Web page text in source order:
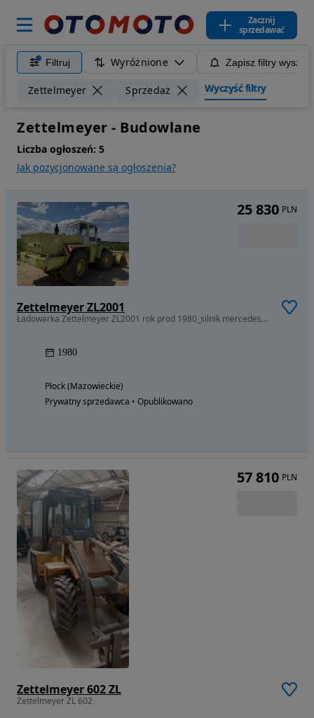
Zacznij
sprzedawać
Filtruj Wyróżnione Zapisz filtry
Zettelmeyer Sprzedaż Wyczyść filtry
Zettelmeyer - Budowlane
Liczba ogłoszeń: 5
Jak pozycjonowane są ogłoszenia?
Zettelmeyer ZL2001
Ładowarka Zettelmeyer ZL2001 rok prod 1980_silnik mercedesa v8_
1980
Płock (Mazowieckie)
Prywatny sprzedawca • Opublikowano
25 830 PLN
Zettelmeyer 602 ZL
Zettelmeyer ZL 602
57 810 PLN